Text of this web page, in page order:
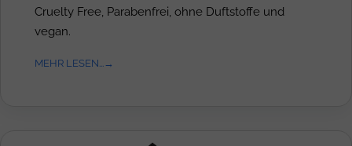
Cruelty Free, Parabenfrei, ohne Duftstoffe und
vegan.
MEHR LESEN...